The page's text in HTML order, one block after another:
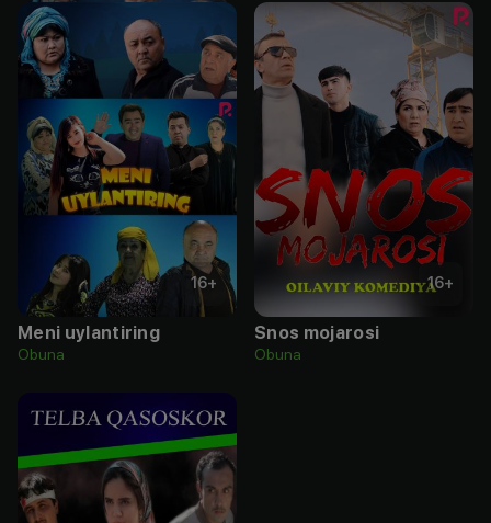
16+
Meni uylantiring
Obuna
16+
Snos mojarosi
Obuna